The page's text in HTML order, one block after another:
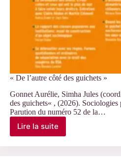
« De l’autre côté des guichets »
Gonnet Aurélie, Simha Jules
des guichets« , (2026). Sociologies
Parution du numéro 52 de la…
Lire la suite
« De